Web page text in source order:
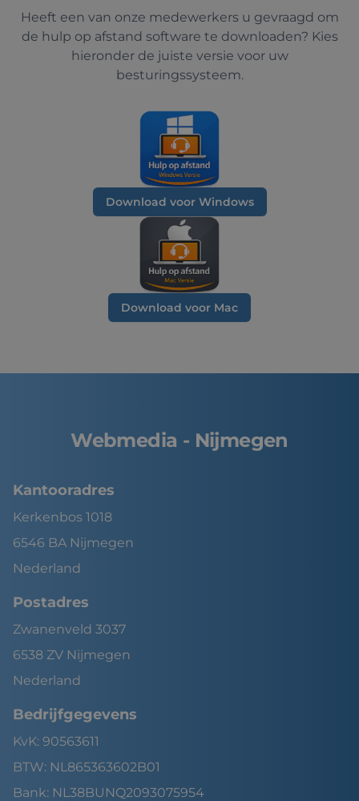
Heeft een van onze medewerkers u gevraagd om
de hulp op afstand software te downloaden? Kies
hieronder de juiste versie voor uw
besturingssysteem.
Download voor Windows
Download voor Mac
Webmedia - Nijmegen
Kantooradres
Kerkenbos 1018
6546 BA Nijmegen
Nederland
Postadres
Zwanenveld 3037
6538 ZV Nijmegen
Nederland
Bedrijfgegevens
KvK: 90563611
BTW: NL865363602B01
Bank: NL38BUNQ2093075954